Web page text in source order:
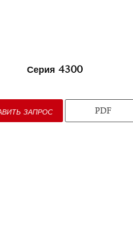
Серия 4300
ЗАПРОС PDF